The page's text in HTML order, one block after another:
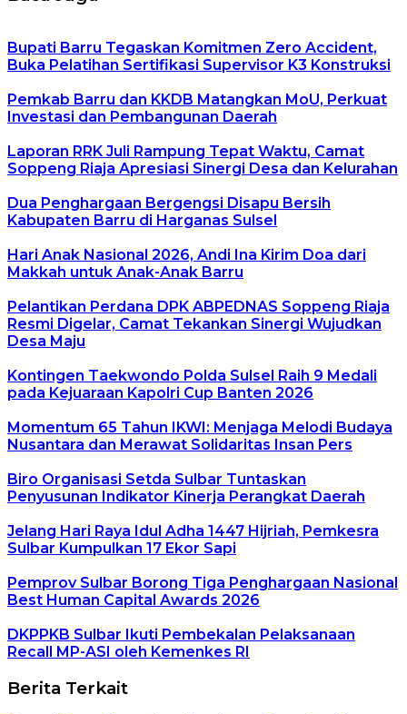
Bupati Barru Tegaskan Komitmen Zero Accident,
Buka Pelatihan Sertifikasi Supervisor K3 Konstruksi
Pemkab Barru dan KKDB Matangkan MoU, Perkuat
Investasi dan Pembangunan Daerah
Laporan RRK Juli Rampung Tepat Waktu, Camat
Soppeng Riaja Apresiasi Sinergi Desa dan Kelurahan
Dua Penghargaan Bergengsi Disapu Bersih
Kabupaten Barru di Harganas Sulsel
Hari Anak Nasional 2026, Andi Ina Kirim Doa dari
Makkah untuk Anak-Anak Barru
Pelantikan Perdana DPK ABPEDNAS Soppeng Riaja
Resmi Digelar, Camat Tekankan Sinergi Wujudkan
Desa Maju
Kontingen Taekwondo Polda Sulsel Raih 9 Medali
pada Kejuaraan Kapolri Cup Banten 2026
Momentum 65 Tahun IKWI: Menjaga Melodi Budaya
Nusantara dan Merawat Solidaritas Insan Pers
Biro Organisasi Setda Sulbar Tuntaskan
Penyusunan Indikator Kinerja Perangkat Daerah
Jelang Hari Raya Idul Adha 1447 Hijriah, Pemkesra
Sulbar Kumpulkan 17 Ekor Sapi
Pemprov Sulbar Borong Tiga Penghargaan Nasional
Best Human Capital Awards 2026
DKPPKB Sulbar Ikuti Pembekalan Pelaksanaan
Recall MP-ASI oleh Kemenkes RI
Berita Terkait